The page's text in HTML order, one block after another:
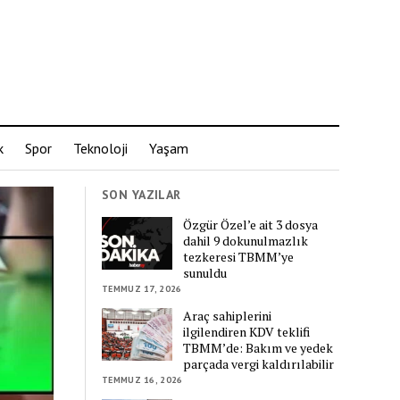
Spor Teknoloji Yaşam
SON YAZILAR
Özgür Özel’e ait 3 dosya
dahil 9 dokunulmazlık
tezkeresi TBMM’ye
sunuldu
TEMMUZ 17, 2026
Araç sahiplerini
ilgilendiren KDV teklifi
TBMM’de: Bakım ve yedek
parçada vergi kaldırılabilir
TEMMUZ 16, 2026